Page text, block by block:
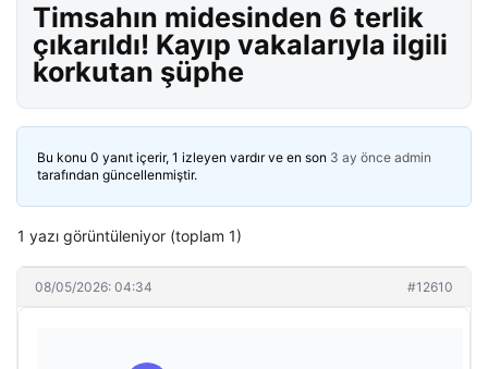
Timsahın midesinden 6 terlik
çıkarıldı! Kayıp vakalarıyla ilgili
korkutan şüphe
Bu konu 0 yanıt içerir, 1 izleyen vardır ve en son 3 ay önce admin
tarafından güncellenmiştir.
1 yazı görüntüleniyor (toplam 1)
08/05/2026: 04:34 #12610